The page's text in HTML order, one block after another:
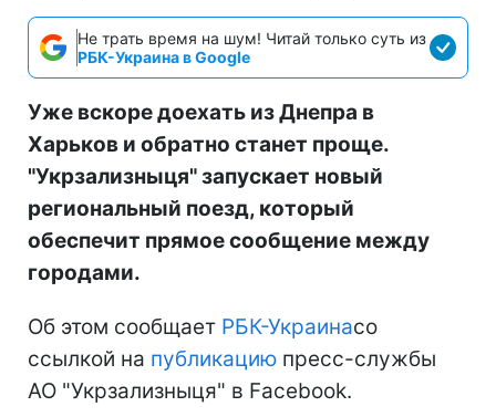
Не трать время на шум! Читай только суть из
РБК-Украина в Google
Уже вскоре доехать из Днепра в
Харьков и обратно станет проще.
"Укрзализныця" запускает новый
региональный поезд, который
обеспечит прямое сообщение между
городами.
Об этом сообщает РБК-Украинасо
ссылкой на публикацию пресс-службы
АО "Укрзализныця" в Facebook.